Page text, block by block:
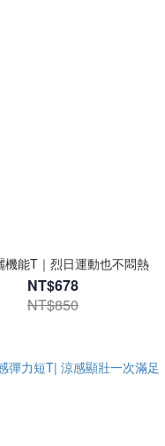
機能T｜烈日運動也不悶熱
NT$678
NT$850